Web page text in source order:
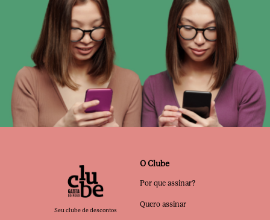
Seu clube de descontos
O Clube
Por que assinar?
Quero assinar